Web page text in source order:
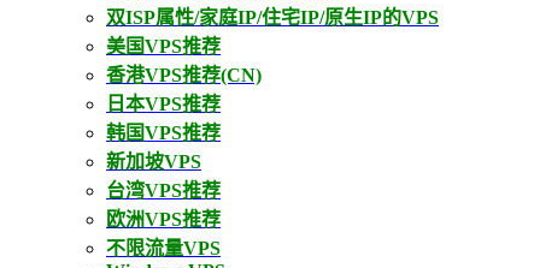
双ISP属性/家庭IP/住宅IP/原生IP的VPS
美国VPS推荐
香港VPS推荐(CN)
日本VPS推荐
韩国VPS推荐
新加坡VPS
台湾VPS推荐
欧洲VPS推荐
不限流量VPS